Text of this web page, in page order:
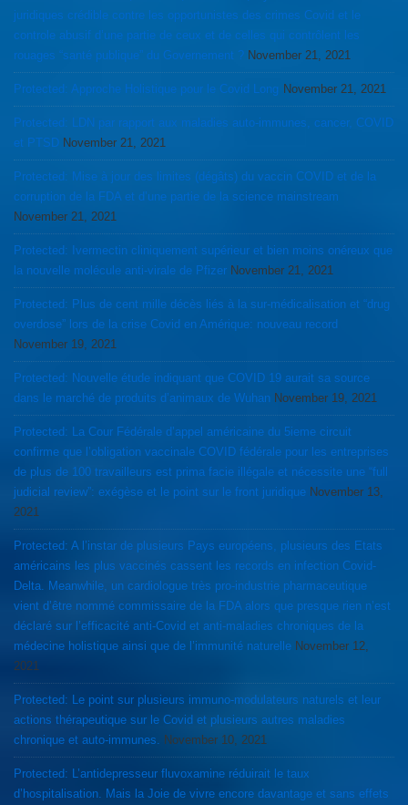
juridiques crédible contre les opportunistes des crimes Covid et le
controle abusif d’une partie de ceux et de celles qui contrôlent les
rouages “santé publique” du Governement ? November 21, 2021
Protected: Approche Holistique pour le Covid Long November 21, 2021
Protected: LDN par rapport aux maladies auto-immunes, cancer, COVID
et PTSD November 21, 2021
Protected: Mise à jour des limites (dégâts) du vaccin COVID et de la
corruption de la FDA et d’une partie de la science mainstream
November 21, 2021
Protected: Ivermectin cliniquement supérieur et bien moins onéreux que
la nouvelle molécule anti-virale de Pfizer November 21, 2021
Protected: Plus de cent mille décès liés à la sur-médicalisation et “drug
overdose” lors de la crise Covid en Amérique: nouveau record
November 19, 2021
Protected: Nouvelle étude indiquant que COVID 19 aurait sa source
dans le marché de produits d’animaux de Wuhan November 19, 2021
Protected: La Cour Fédérale d’appel américaine du 5ieme circuit
confirme que l’obligation vaccinale COVID fédérale pour les entreprises
de plus de 100 travailleurs est prima facie illégale et nécessite une “full
judicial review”: exégèse et le point sur le front juridique November 13,
2021
Protected: A l’instar de plusieurs Pays européens, plusieurs des Etats
américains les plus vaccinés cassent les records en infection Covid-
Delta. Meanwhile, un cardiologue très pro-industrie pharmaceutique
vient d’être nommé commissaire de la FDA alors que presque rien n’est
déclaré sur l’efficacité anti-Covid et anti-maladies chroniques de la
médecine holistique ainsi que de l’immunité naturelle November 12,
2021
Protected: Le point sur plusieurs immuno-modulateurs naturels et leur
actions thérapeutique sur le Covid et plusieurs autres maladies
chronique et auto-immunes.
November 10, 2021
Protected: L’antidepresseur fluvoxamine réduirait le taux
d’hospitalisation. Mais la Joie de vivre encore davantage et sans effets